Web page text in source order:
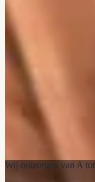
Wij ontzorgen van A